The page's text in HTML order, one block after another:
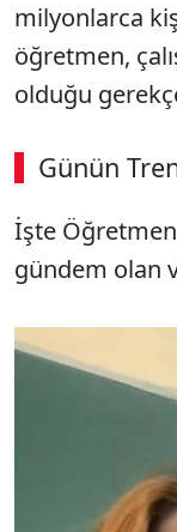
milyonlarca
öğretmen,
olduğu
Günün
İşte
gündem olan